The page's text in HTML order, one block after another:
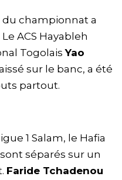
du championnat a
ACS Hayableh
TogolaisYao
sur le banc, a été
partout.
1 Salam, le Hafia
sont séparés sur un
Faride Tchadenou